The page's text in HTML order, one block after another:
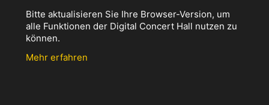
Bitte aktualisieren Sie Ihre Browser-Version, um
alle Funktionen der Digital Concert Hall nutzen zu
können.
Mehr erfahren